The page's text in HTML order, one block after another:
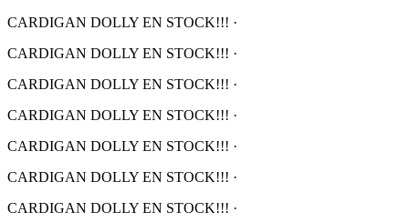
CARDIGAN DOLLY EN STOCK!!! ·
CARDIGAN DOLLY EN STOCK!!! ·
CARDIGAN DOLLY EN STOCK!!! ·
CARDIGAN DOLLY EN STOCK!!! ·
CARDIGAN DOLLY EN STOCK!!! ·
CARDIGAN DOLLY EN STOCK!!! ·
CARDIGAN DOLLY EN STOCK!!! ·